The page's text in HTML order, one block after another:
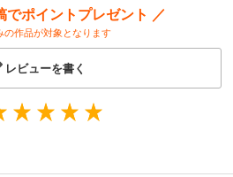
でポイントプレゼント ／
の作品が対象となります
レビューを書く